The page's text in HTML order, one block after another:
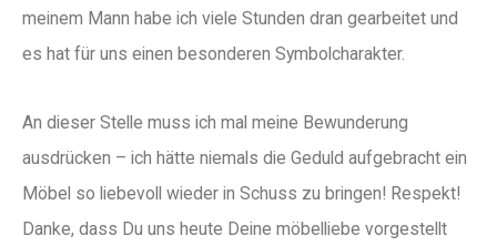
meinem Mann habe ich viele Stunden dran gearbeitet und
es hat für uns einen besonderen Symbolcharakter.
An dieser Stelle muss ich mal meine Bewunderung
ausdrücken – ich hätte niemals die Geduld aufgebracht ein
Möbel so liebevoll wieder in Schuss zu bringen! Respekt!
Danke, dass Du uns heute Deine möbelliebe vorgestellt